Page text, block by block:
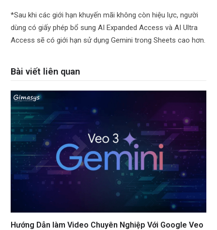
*Sau khi các giới hạn khuyến mãi không còn hiệu lực, người
dùng có giấy phép bổ sung AI Expanded Access và AI Ultra
Access sẽ có giới hạn sử dụng Gemini trong Sheets cao hơn.
Bài viết liên quan
Hướng Dẫn làm Video Chuyên Nghiệp Với Google Veo